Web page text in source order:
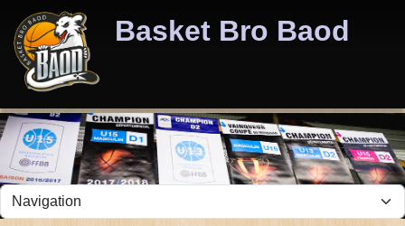
Basket Bro Baod
Panneau de gestion des cookies